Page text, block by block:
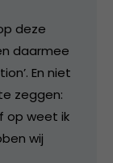
deze
daarmee
En niet
zeggen:
op weet ik
wij